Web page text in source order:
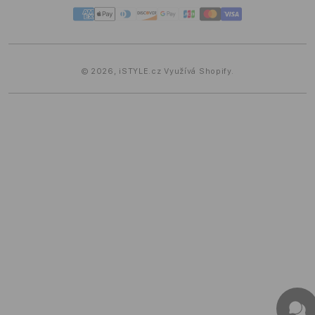
Platební
metody
© 2026, iSTYLE.cz Využívá Shopify.